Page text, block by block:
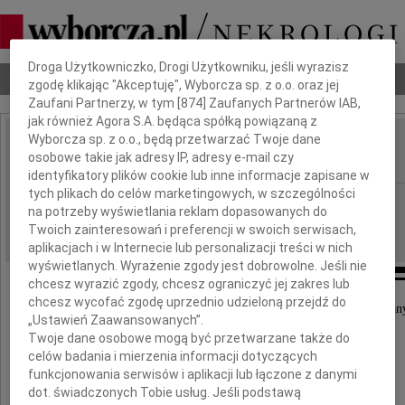
Nekrologi Odeszli Poradnik pogrzebowy
IMIĘ I NAZWISKO: Janusz Janiszewski
REGION: Łódź
DATA EMISJI: 07.11.2009
W dniu 6 listopada 2009 roku zmarł nasz
Dbamy o Twoją prywatność
Droga Użytkowniczko, Drogi Użytkowniku, jeśli wyrazisz
zgodę klikając "Akceptuję", Wyborcza sp. z o.o. oraz jej
Zaufani Partnerzy, w tym [874 ] Zaufanych Partnerów IAB,
jak również Agora S.A. będąca spółką powiązaną z
Wyborcza sp. z o.o., będą przetwarzać Twoje dane
osobowe takie jak adresy IP, adresy e-mail czy
identyfikatory plików cookie lub inne informacje zapisane w
tych plikach do celów marketingowych, w szczególności
na potrzeby wyświetlania reklam dopasowanych do
Twoich zainteresowań i preferencji w swoich serwisach,
aplikacjach i w Internecie lub personalizacji treści w nich
wyświetlanych. Wyrażenie zgody jest dobrowolne. Jeśli nie
chcesz wyrazić zgody, chcesz ograniczyć jej zakres lub
chcesz wycofać zgodę uprzednio udzieloną przejdź do
„Ustawień Zaawansowanych”.
Twoje dane osobowe mogą być przetwarzane także do
celów badania i mierzenia informacji dotyczących
funkcjonowania serwisów i aplikacji lub łączone z danymi
dot. świadczonych Tobie usług. Jeśli podstawą